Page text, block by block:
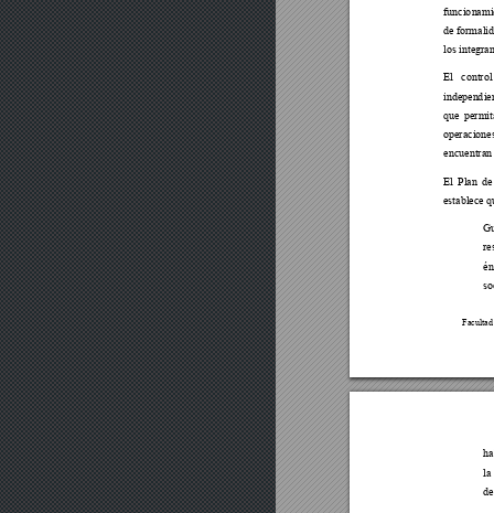
Facult
funcio
de
los integr
El
independ
que
operacio
El Plan de
establece
la